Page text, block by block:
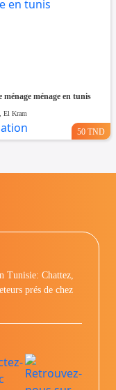
ménage ménage en tunis
El Kram
50 TND
Tunisie: Chattez,
prés de chez